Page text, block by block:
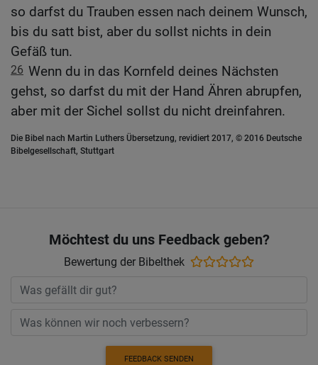
so darfst du Trauben essen nach deinem Wunsch,
bis du satt bist, aber du sollst nichts in dein
Gefäß tun.
26 Wenn du in das Kornfeld deines Nächsten
gehst, so darfst du mit der Hand Ähren abrupfen,
aber mit der Sichel sollst du nicht dreinfahren.
Die Bibel nach Martin Luthers Übersetzung, revidiert 2017, © 2016 Deutsche
Bibelgesellschaft, Stuttgart
Möchtest du uns Feedback geben?
Bewertung der Bibelthek
FEEDBACK SENDEN